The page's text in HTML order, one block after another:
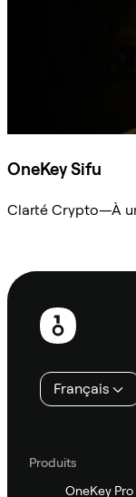
OneKey Sifu
Clarté Crypto—À
Pied
page
Français
Produits
OneKey Pro